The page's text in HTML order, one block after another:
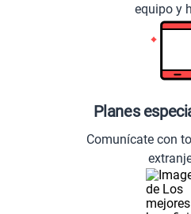
equipo y
Planes
Comunícate con